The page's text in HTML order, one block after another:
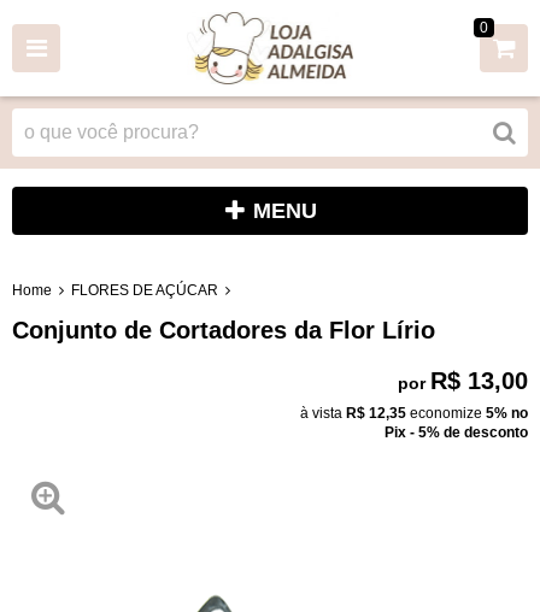
0
MENU
Home FLORES DE AÇÚCAR
Conjunto de Cortadores da Flor Lírio
por R$ 13,00
à vista R$ 12,35 economize 5% no
Pix - 5% de desconto